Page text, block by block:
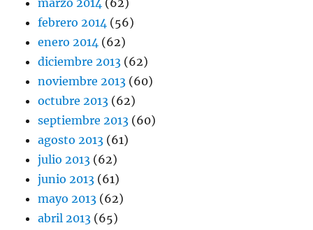
marzo 2014 (62)
febrero 2014 (56)
enero 2014 (62)
diciembre 2013 (62)
noviembre 2013 (60)
octubre 2013 (62)
septiembre 2013 (60)
agosto 2013 (61)
julio 2013 (62)
junio 2013 (61)
mayo 2013 (62)
abril 2013 (65)